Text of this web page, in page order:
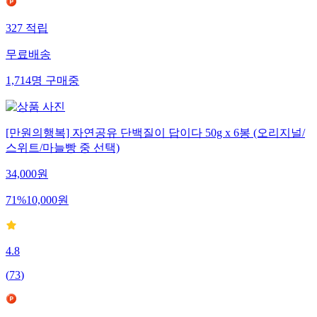
327적립
무료배송
1,714명구매중
[만원의행복] 자연공유 단백질이 답이다 50g x 6봉 (오리지널/
스위트/마늘빵 중 선택)
34,000원
71%10,000원
4.8
(73)